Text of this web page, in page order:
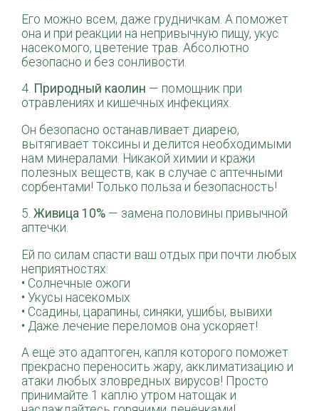
Его можно всем, даже грудничкам. А поможет
она и при реакции на непривычную пищу, укус
насекомого, цветение трав. Абсолютно
безопасно и без сонливости.
4. Природный каолин — помощник при
отравлениях и кишечных инфекциях.
Он безопасно останавливает диарею,
вытягивает токсины и делится необходимыми
нам минералами. Никакой химии и кражи
полезных веществ, как в случае с аптечными
сорбентами! Только польза и безопасность!
5. Живица 10% — замена половины привычной
аптечки.
Ей по силам спасти ваш отдых при почти любых
неприятностях:
• Солнечные ожоги
• Укусы насекомых
• Ссадины, царапины, синяки, ушибы, вывихи
• Даже лечение переломов она ускоряет!
А ещё это адаптоген, капля которого поможет
прекрасно переносить жару, акклиматизацию и
атаки любых зловредных вирусов! Просто
принимайте 1 каплю утром натощак и